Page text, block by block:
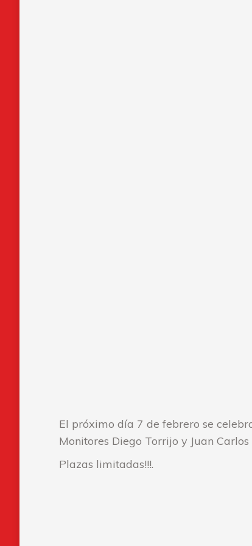
El próximo día 7 de febrero se
Monitores Diego Torrijo y Juan Carlos
Plazas limitadas!!!.